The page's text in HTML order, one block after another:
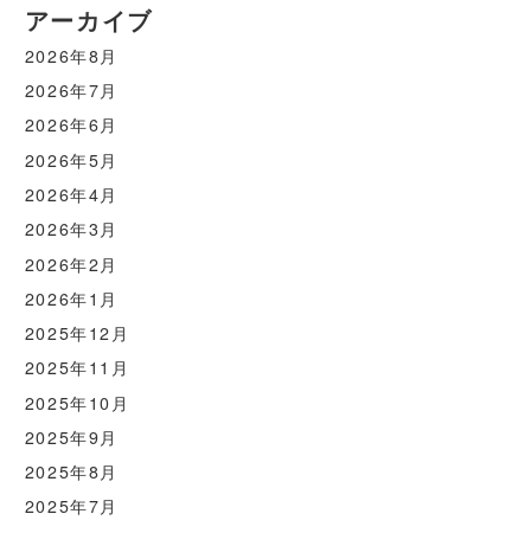
アーカイブ
2026年8月
2026年7月
2026年6月
2026年5月
2026年4月
2026年3月
2026年2月
2026年1月
2025年12月
2025年11月
2025年10月
2025年9月
2025年8月
2025年7月